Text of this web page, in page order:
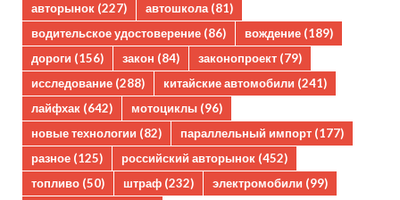
авторынок (227) автошкола(81)
водительское удостоверение (86) вождение (189)
дороги (156) закон (84) законопроект (79)
исследование (288) китайские автомобили (241)
лайфхак (642) мотоциклы (96)
новые технологии (82) параллельный импорт (177)
разное (125) российский авторынок (452)
топливо (50) штраф (232) электромобили (99)